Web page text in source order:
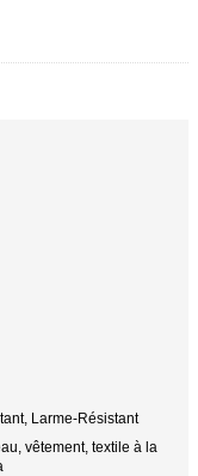
Larme-Résistant
vêtement, textile à la